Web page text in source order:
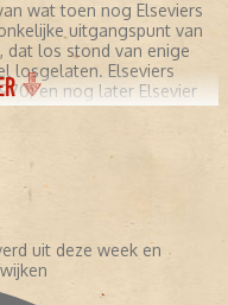
wat toen nog Elseviers
uitgangspunt van
dat los stond van enige
losgelaten. Elseviers
en nog later Elsevier
behoudend
redacteur Ferry
het beleid van het
van het blad zeker geen
als politiek
bijdroeg. Ook in dit
leer in het bekende gele
altijd geregeld een
het blad haar
uit deze week en